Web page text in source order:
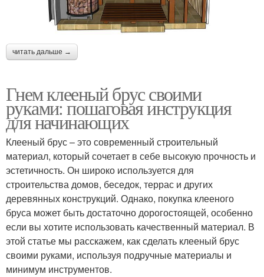
читать дальше →
Гнем клееный брус своими
руками: пошаговая инструкция
для начинающих
Клееный брус – это современный строительный
материал, который сочетает в себе высокую прочность и
эстетичность. Он широко используется для
строительства домов, беседок, террас и других
деревянных конструкций. Однако, покупка клееного
бруса может быть достаточно дорогостоящей, особенно
если вы хотите использовать качественный материал. В
этой статье мы расскажем, как сделать клееный брус
своими руками, используя подручные материалы и
минимум инструментов.